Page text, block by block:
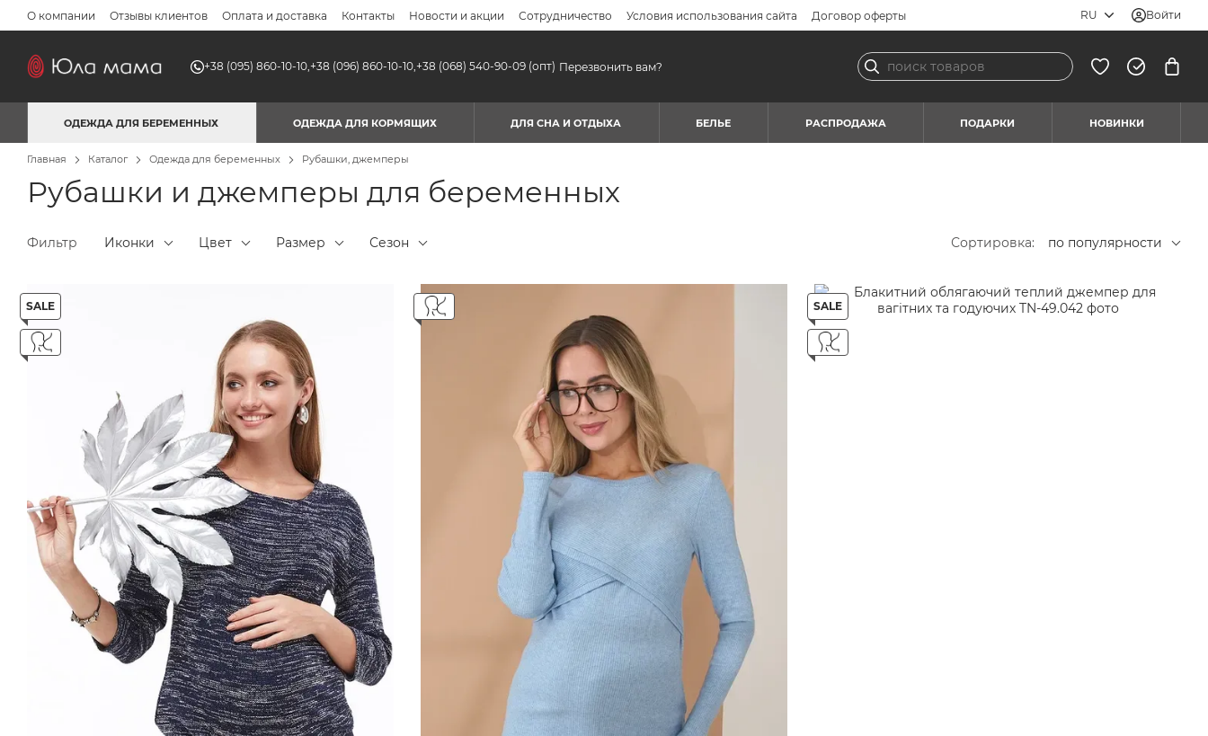
Перейти к основному контенту
О компании Отзывы клиентов Оплата и доставка Контакты Новости и акции Сотрудничество Условия использования сайта Договор оферты RU Войти
+38 (095) 860-10-10,+38 (096) 860-10-10,+38 (068) 540-90-09 (опт) Перезвонить вам?
ОДЕЖДА ДЛЯ БЕРЕМЕННЫХ ОДЕЖДА ДЛЯ КОРМЯЩИХ ДЛЯ СНА И ОТДЫХА БЕЛЬЕ РАСПРОДАЖА ПОДАРКИ НОВИНКИ
Главная Каталог Одежда для беременных Рубашки, джемперы
Рубашки и джемперы для беременных
Фильтр Иконки Цвет Размер Сезон Сортировка: по популярности
SALE SALE